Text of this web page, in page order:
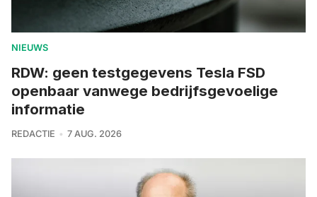
NIEUWS
RDW: geen testgegevens Tesla FSD
openbaar vanwege bedrijfsgevoelige
informatie
REDACTIE 7 AUG. 2026